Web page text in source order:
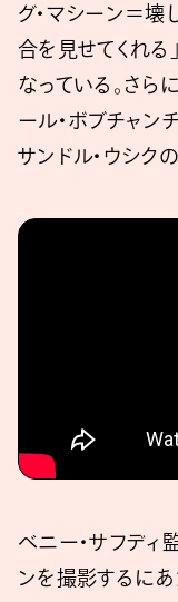
グ・マシーン＝壊
合を見せてくれる
なっている。さら
ール・ボブチャン
サンドル・ウシク
ベニー・サフディ
ンを撮影するにあ